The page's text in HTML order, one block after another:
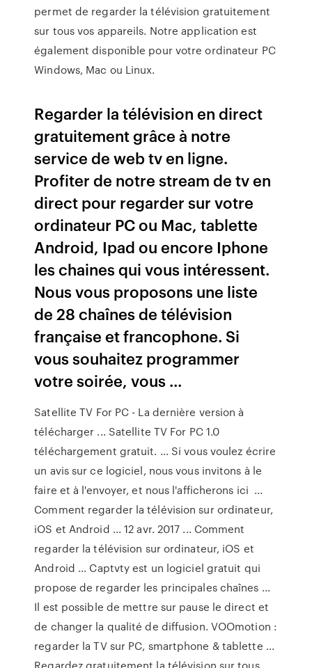
permet de regarder la télévision gratuitement
sur tous vos appareils. Notre application est
également disponible pour votre ordinateur PC
Windows, Mac ou Linux.
Regarder la télévision en direct
gratuitement grâce à notre
service de web tv en ligne.
Profiter de notre stream de tv en
direct pour regarder sur votre
ordinateur PC ou Mac, tablette
Android, Ipad ou encore Iphone
les chaines qui vous intéressent.
Nous vous proposons une liste
de 28 chaînes de télévision
française et francophone. Si
vous souhaitez programmer
votre soirée, vous ...
Satellite TV For PC - La dernière version à
télécharger ... Satellite TV For PC 1.0
téléchargement gratuit. ... Si vous voulez écrire
un avis sur ce logiciel, nous vous invitons à le
faire et à l'envoyer, et nous l'afficherons ici ...
Comment regarder la télévision sur ordinateur,
iOS et Android ... 12 avr. 2017 ... Comment
regarder la télévision sur ordinateur, iOS et
Android ... Captvty est un logiciel gratuit qui
propose de regarder les principales chaînes ...
Il est possible de mettre sur pause le direct et
de changer la qualité de diffusion. VOOmotion :
regarder la TV sur PC, smartphone & tablette ...
Regardez gratuitement la télévision sur tous